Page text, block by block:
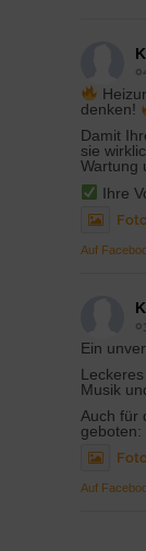
denken!
Damit
sie
Wartung
Ihre
Auf
Ein
Musik
Auch für
geboten:
Auf